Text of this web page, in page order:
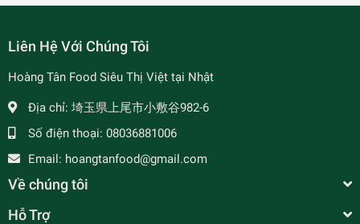
Liên Hệ Với Chúng Tôi
Hoàng Tân Food Siêu Thị Việt tại Nhật
Địa chỉ: 埼玉県上尾市小敷谷982-6
Số điện thoại: 08036881006
Email: hoangtanfood@gmail.com
Về chúng tôi
Hỗ Trợ